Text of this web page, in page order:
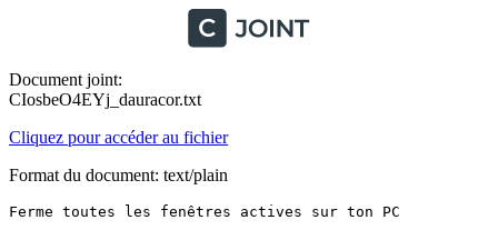
Document joint:
CIosbeO4EYj_dauracor.txt
Cliquez pour accéder au fichier
Format du document: text/plain
Ferme toutes les fenêtres actives sur ton PC